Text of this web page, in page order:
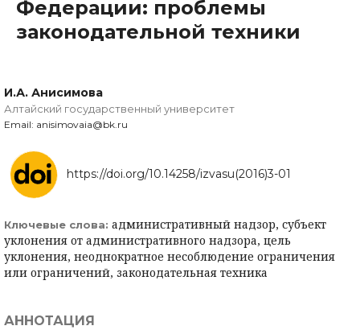
Федерации: проблемы
законодательной техники
И.А. Анисимова
Алтайский государственный университет
Email: anisimovaia@bk.ru
https://doi.org/10.14258/izvasu(2016)3-01
Ключевые слова: административный надзор, субъект
уклонения от административного надзора, цель
уклонения, неоднократное несоблюдение ограничения
или ограничений, законодательная техника
АННОТАЦИЯ